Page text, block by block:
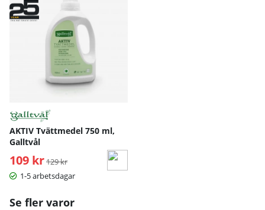
AKTIV Tvättmedel 750 ml,
Galltvål
109 kr Ordinarie pris:
129 kr
1-5 arbetsdagar
Se fler varor